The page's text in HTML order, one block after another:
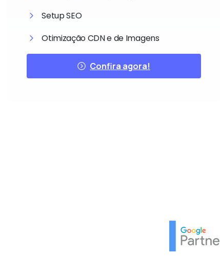
Setup SEO
Otimização CDN e de Imagens
Confira agora!